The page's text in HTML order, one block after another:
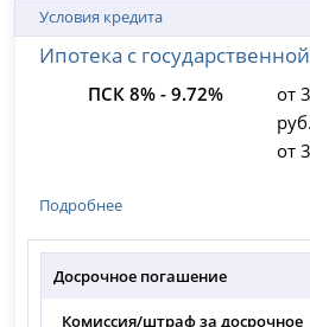
Условия кредита
Ипотека с
ПСК 8% - 9.72%
от
руб.
от
Подробнее
Досрочное погашение
Комиссия/штраф за досрочное